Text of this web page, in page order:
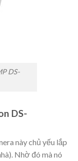
DS-
DS-
này chủ yếu lắp
Nhờ đó mà nó